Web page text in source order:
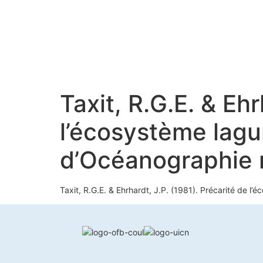
Taxit, R.G.E. &
l’écosystème
Taxit, R.G.E. & Ehrhardt, J.P. (1981). Précarité de